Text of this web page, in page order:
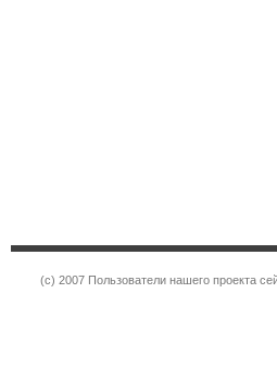
(c) 2007 Пользователи нашего проекта